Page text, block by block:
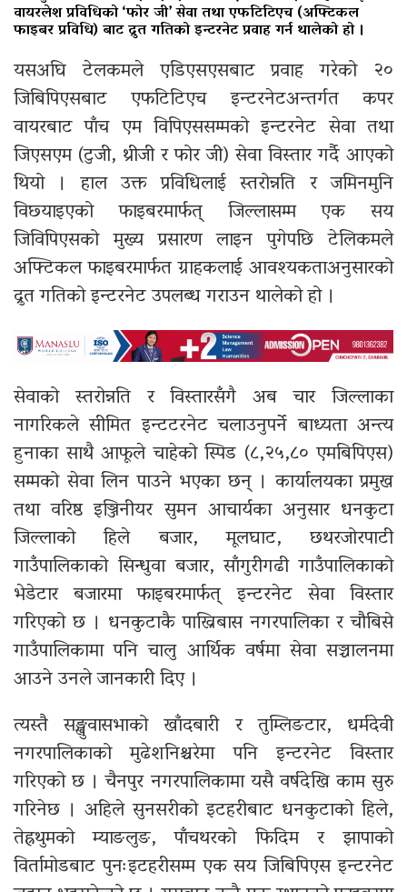
वायरलेश प्रविधिको ‘फोर जी’ सेवा तथा एफटिटिएच (अफ्टिकल
फाइबर प्रविधि) बाट द्रुत गतिको इन्टरनेट प्रवाह गर्न थालेको हो ।
यसअघि टेलकमले एडिएसएसबाट प्रवाह गरेको २०
जिबिपिएसबाट एफटिटिएच इन्टरनेटअन्तर्गत कपर
वायरबाट पाँच एम विपिएससम्मको इन्टरनेट सेवा तथा
जिएसएम (टुजी, थ्रीजी र फोर जी) सेवा विस्तार गर्दै आएको
थियो । हाल उक्त प्रविधिलाई स्तरोन्नति र जमिनमुनि
विछ्याइएको फाइबरमार्फत् जिल्लासम्म एक सय
जिविपिएसको मुख्य प्रसारण लाइन पुगेपछि टेलिकमले
अफ्टिकल फाइबरमार्फत ग्राहकलाई आवश्यकताअनुसारको
द्रुत गतिको इन्टरनेट उपलब्ध गराउन थालेको हो ।
सेवाको स्तरोन्नति र विस्तारसँगै अब चार जिल्लाका
नागरिकले सीमित इन्टटरनेट चलाउनुपर्ने बाध्यता अन्त्य
हुनाका साथै आफूले चाहेको स्पिड (८,२५,८० एमबिपिएस)
सम्मको सेवा लिन पाउने भएका छन् । कार्यालयका प्रमुख
तथा वरिष्ठ इञ्जिनीयर सुमन आचार्यका अनुसार धनकुटा
जिल्लाको हिले बजार, मूलघाट, छथरजोरपाटी
गाउँपालिकाको सिन्धुवा बजार, साँगुरीगढी गाउँपालिकाको
भेडेटार बजारमा फाइबरमार्फत् इन्टरनेट सेवा विस्तार
गरिएको छ । धनकुटाकै पाख्रिबास नगरपालिका र चौबिसे
गाउँपालिकामा पनि चालु आर्थिक वर्षमा सेवा सञ्चालनमा
आउने उनले जानकारी दिए ।
त्यस्तै सङ्खुवासभाको खाँदबारी र तुम्लिङटार, धर्मदेवी
नगरपालिकाको मुढेशनिश्चरेमा पनि इन्टरनेट विस्तार
गरिएको छ । चैनपुर नगरपालिकामा यसै वर्षदेखि काम सुरु
गरिनेछ । अहिले सुनसरीको इटहरीबाट धनकुटाको हिले,
तेह्रथुमको म्याङलुङ, पाँचथरको फिदिम र झापाको
विर्तामोडबाट पुनःइटहरीसम्म एक सय जिबिपिएस इन्टरनेट